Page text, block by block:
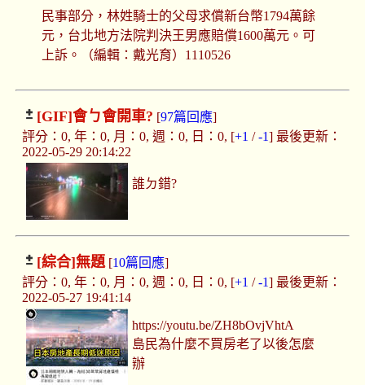
民事部分，林姓騎士的父母求償新台幣1794萬餘
元，台北地方法院判決王男應賠償1600萬元。可
上訴。（編輯：戴光育）1110526
[GIF]會ㄅ會開車? [97篇回應]
評分：0, 年：0, 月：0, 週：0, 日：0, [+1 /-1] 最後更新：
2022-05-29 20:14:22
誰ㄉ錯?
[綜合]無題[10篇回應]
評分：0, 年：0, 月：0, 週：0, 日：0, [+1 /-1] 最後更新：
2022-05-27 19:41:14
https://youtu.be/ZH8bOvjVhtA
島民為什麼不買房老了以後怎麼
辦